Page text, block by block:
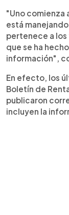
"Uno comienza
está
pertenece a
que se ha
información",
En efecto, los
Boletín de
publicaron
incluyen la